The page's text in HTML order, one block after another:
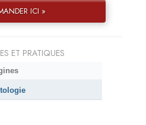
ICI »
ET PRATIQUES